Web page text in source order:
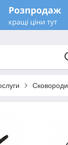
Сковороди